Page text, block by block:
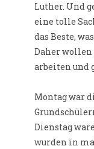
Luther. Und
eine tolle
das Beste,
Daher
arbeiten und
Montag war
Dienstag
wurden in